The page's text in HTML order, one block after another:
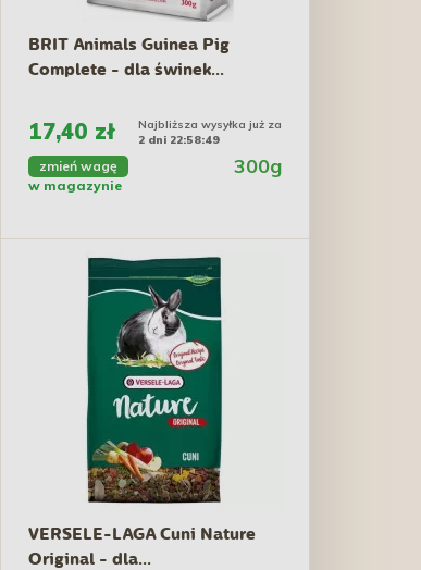
BRIT Animals Guinea Pig
Complete - dla świnek...
17,40 zł
Najbliższa wysyłka już za
2 dni 22:58:48
zmień wagę 300g
w magazynie
VERSELE-LAGA Cuni Nature
Original - dla...